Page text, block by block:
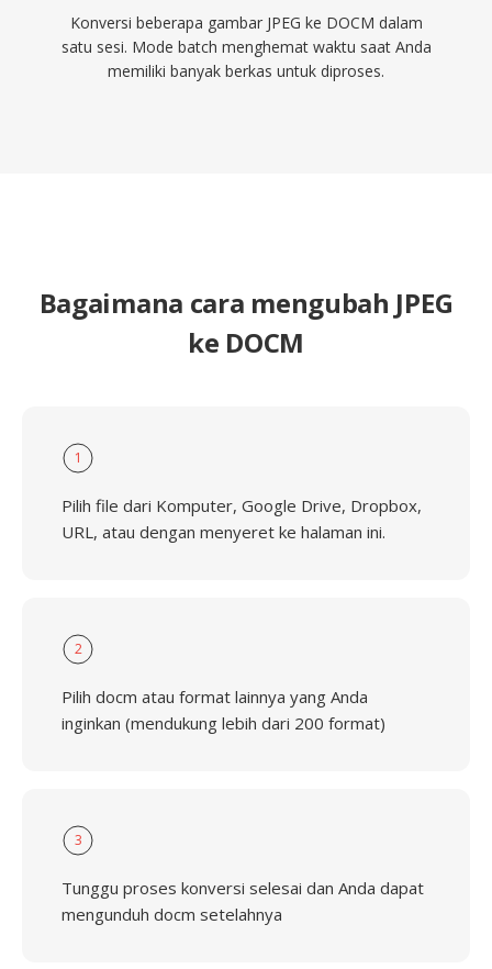
Konversi beberapa gambar JPEG ke DOCM dalam
satu sesi. Mode batch menghemat waktu saat Anda
memiliki banyak berkas untuk diproses.
Bagaimana cara mengubah JPEG
ke DOCM
1
Pilih file dari Komputer, Google Drive, Dropbox,
URL, atau dengan menyeret ke halaman ini.
2
Pilih docm atau format lainnya yang Anda
inginkan (mendukung lebih dari 200 format)
3
Tunggu proses konversi selesai dan Anda dapat
mengunduh docm setelahnya